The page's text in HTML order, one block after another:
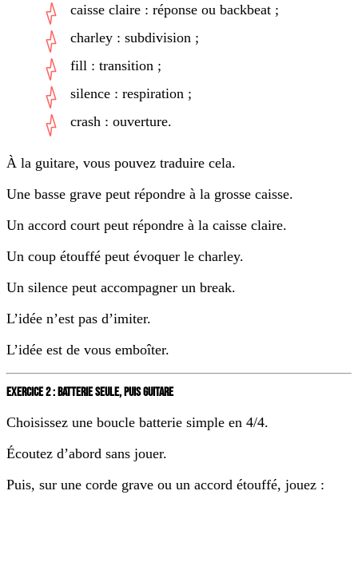
caisse claire : réponse ou backbeat ;
charley : subdivision ;
fill : transition ;
silence : respiration ;
crash : ouverture.
À la guitare, vous pouvez traduire cela.
Une basse grave peut répondre à la grosse caisse.
Un accord court peut répondre à la caisse claire.
Un coup étouffé peut évoquer le charley.
Un silence peut accompagner un break.
L’idée n’est pas d’imiter.
L’idée est de vous emboîter.
EXERCICE 2 : BATTERIE SEULE, PUIS GUITARE
Choisissez une boucle batterie simple en 4/4.
Écoutez d’abord sans jouer.
Puis, sur une corde grave ou un accord étouffé, jouez :